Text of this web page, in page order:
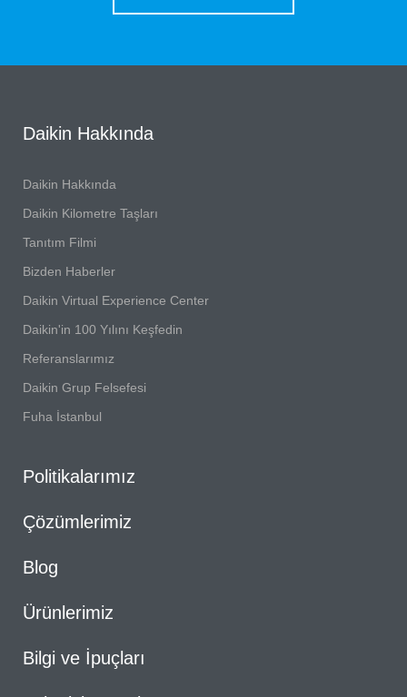
Daikin Hakkında
Daikin Hakkında
Daikin Kilometre Taşları
Tanıtım Filmi
Bizden Haberler
Daikin Virtual Experience Center
Daikin'in 100 Yılını Keşfedin
Referanslarımız
Daikin Grup Felsefesi
Fuha İstanbul
Politikalarımız
Çözümlerimiz
Blog
Ürünlerimiz
Bilgi ve İpuçları